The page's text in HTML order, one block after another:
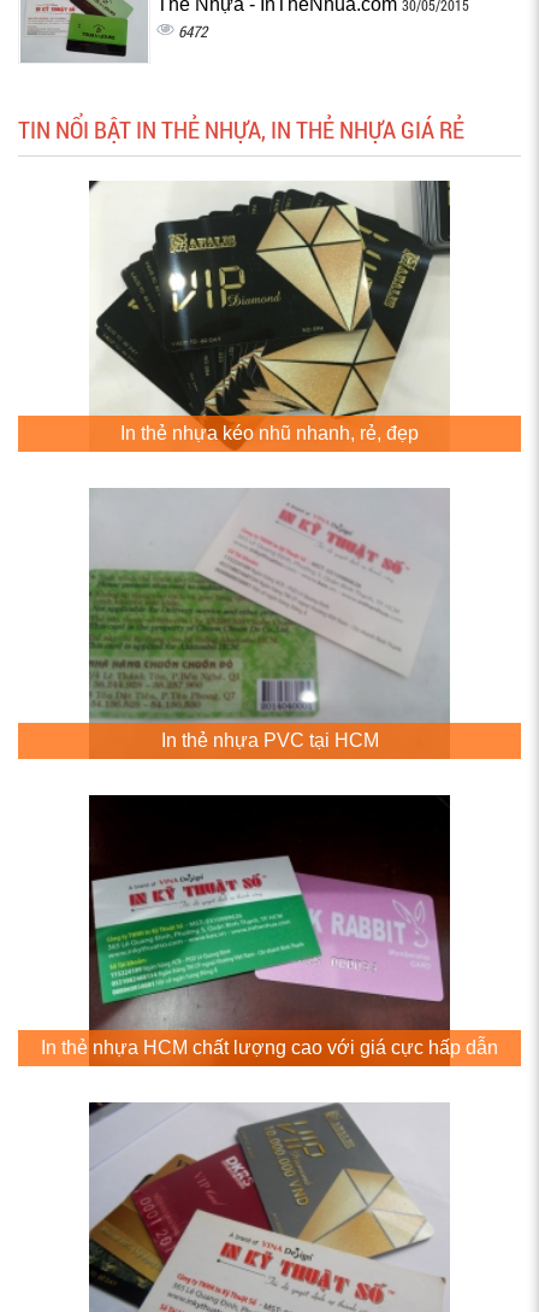
30/05/2015
6472
TIN NỔI BẬT IN THẺ NHỰA, IN THẺ NHỰA GIÁ RẺ
In thẻ nhựa kéo nhũ nhanh, rẻ, đẹp
In thẻ nhựa PVC tại HCM
In thẻ nhựa HCM chất lượng cao với giá cực hấp dẫn